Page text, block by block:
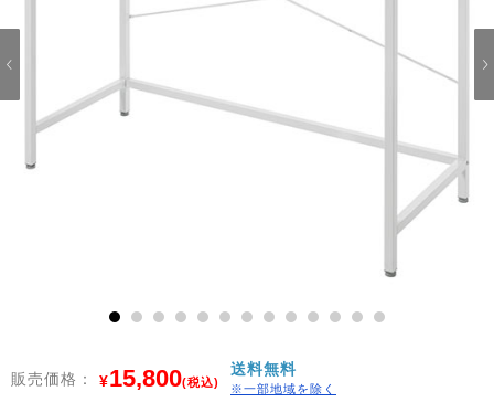
10 11 12
販売価格： ¥15,800(税込)
送料無料
※一部地域を除く